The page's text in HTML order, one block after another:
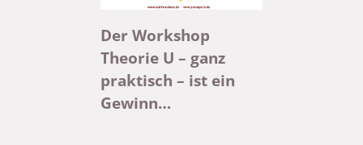
Der Workshop
Theorie U – ganz
praktisch – ist ein
Gewinn…